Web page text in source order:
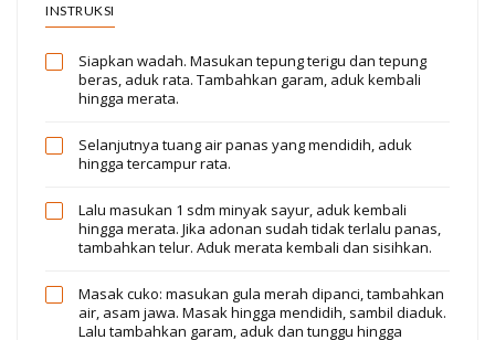
INSTRUKSI
Siapkan wadah. Masukan tepung terigu dan tepung
beras, aduk rata. Tambahkan garam, aduk kembali
hingga merata.
Selanjutnya tuang air panas yang mendidih, aduk
hingga tercampur rata.
Lalu masukan 1 sdm minyak sayur, aduk kembali
hingga merata. Jika adonan sudah tidak terlalu panas,
tambahkan telur. Aduk merata kembali dan sisihkan.
Masak cuko: masukan gula merah dipanci, tambahkan
air, asam jawa. Masak hingga mendidih, sambil diaduk.
Lalu tambahkan garam, aduk dan tunggu hingga